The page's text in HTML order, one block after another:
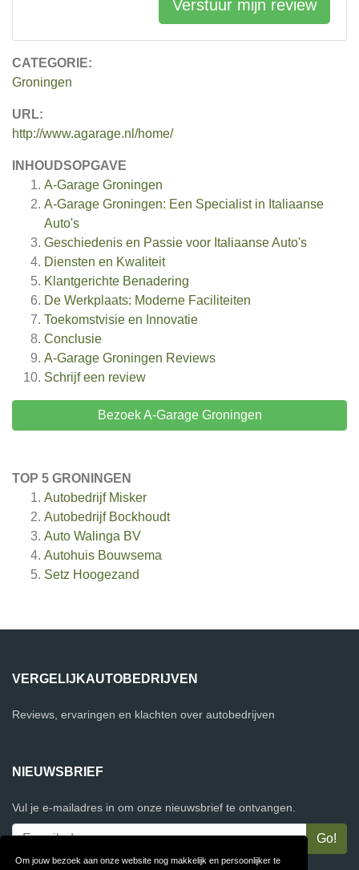
Om jouw bezoek aan onze website nog makkelijk en persoonlijker te
CATEGORIE:
Groningen
URL:
http://www.agarage.nl/home/
INHOUDSOPGAVE
A-Garage Groningen
A-Garage Groningen: Een Specialist in Italiaanse
Auto's
Geschiedenis en Passie voor Italiaanse Auto's
Diensten en Kwaliteit
Klantgerichte Benadering
De Werkplaats: Moderne Faciliteiten
Toekomstvisie en Innovatie
Conclusie
A-Garage Groningen Reviews
Schrijf een review
Bezoek A-Garage Groningen
TOP 5 GRONINGEN
Autobedrijf Misker
Autobedrijf Bockhoudt
Auto Walinga BV
Autohuis Bouwsema
Setz Hoogezand
Verstuur mijn review
VERGELIJKAUTOBEDRIJVEN
Reviews, ervaringen en klachten over autobedrijven
NIEUWSBRIEF
Vul je e-mailadres in om onze nieuwsbrief te ontvangen.